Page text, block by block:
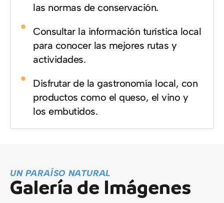
las normas de conservación.
Consultar la información turística local
para conocer las mejores rutas y
actividades.
Disfrutar de la gastronomía local, con
productos como el queso, el vino y
los embutidos.
UN PARAÍSO NATURAL
Galería de Imágenes